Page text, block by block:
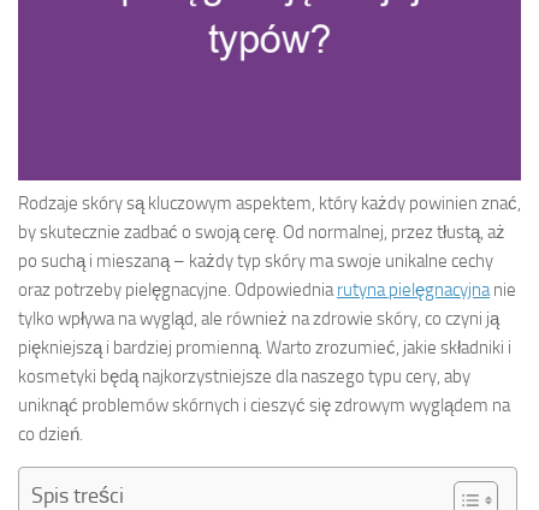
Rodzaje skóry są kluczowym aspektem, który każdy powinien znać,
by skutecznie zadbać o swoją cerę. Od normalnej, przez tłustą, aż
po suchą i mieszaną – każdy typ skóry ma swoje unikalne cechy
oraz potrzeby pielęgnacyjne. Odpowiedniarutyna pielęgnacyjnanie
tylko wpływa na wygląd, ale również na zdrowie skóry, co czyni ją
piękniejszą i bardziej promienną. Warto zrozumieć, jakie składniki i
kosmetyki będą najkorzystniejsze dla naszego typu cery, aby
uniknąć problemów skórnych i cieszyć się zdrowym wyglądem na
co dzień.
Spis treści